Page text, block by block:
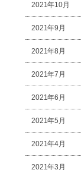
2021年10月
2021年9月
2021年8月
2021年7月
2021年6月
2021年5月
2021年4月
2021年3月